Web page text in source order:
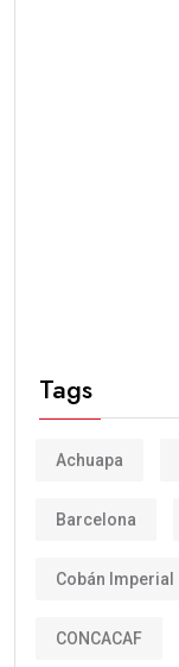
Tags
Achuapa
Barcelona
Cobán Imperial
CONCACAF